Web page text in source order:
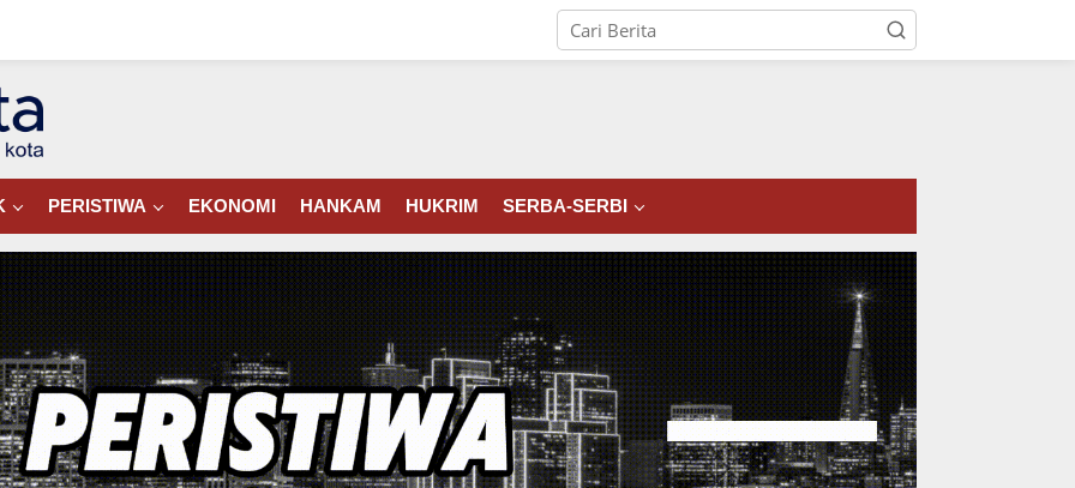
PERISTIWA EKONOMI HANKAM HUKRIM SERBA-SERBI